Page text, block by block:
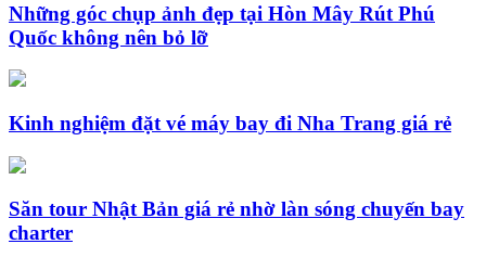
Những góc chụp ảnh đẹp tại Hòn Mây Rút Phú
Quốc không nên bỏ lỡ
Kinh nghiệm đặt vé máy bay đi Nha Trang giá rẻ
Săn tour Nhật Bản giá rẻ nhờ làn sóng chuyến bay
charter